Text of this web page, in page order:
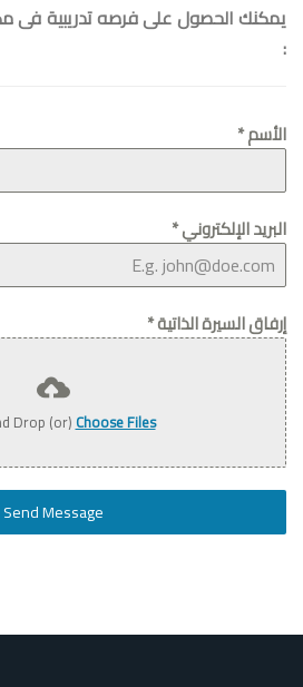
يمكنك الحصول على فرصه تدريبية فى
:
الأسم*
البريد الإلكتروني*
إرفاق السيرة الذاتية*
Drop (or)Choose Files
Send Message